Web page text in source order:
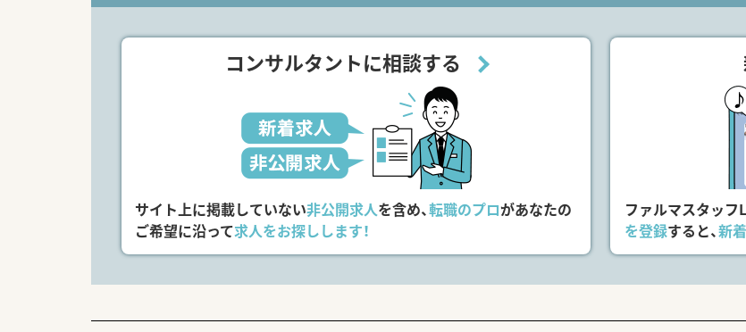
■創業150年以上の歴史を誇り、現在は全国に600店舗以上を展開している業界トップ
■利便性と信頼性を集約した店舗展開により、同規模のチェーンと比較しても高い利
■音声入力薬歴やピッキングサポートシステムなど、薬剤師が安全に働けるよう最新の
コンサルタントに相談する
サイト上に掲載していない非公開求人を含め、転職のプロがあなたの
ご希望に沿って求人をお探しします！
ファルマスタッフ
を登録すると、新